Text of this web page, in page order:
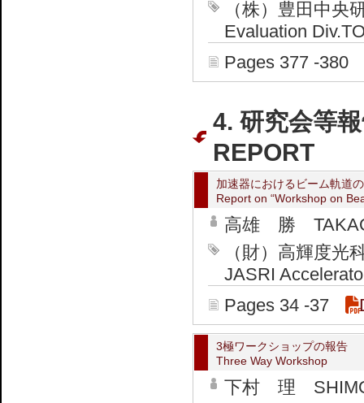
（株）豊田中
Evaluation
Pages 377 -380
4. 研究会等
REPORT
加速器におけるビーム軌道
Report on “Workshop on
高雄 勝
（財）高輝度
JASRI
Pages 34 -37
3極ワークショップの報告
Three Way Workshop
下村 理